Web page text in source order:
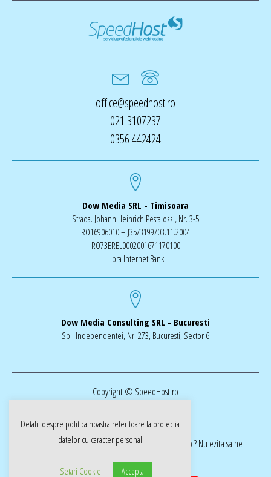
office@speedhost.ro
021 3107237
0356 442424
Dow Media SRL - Timisoara
Strada. Johann Heinrich Pestalozzi, Nr. 3-5
RO16906010 – J35/3199/03.11.2004
RO73BREL0002001671170100
Libra Internet Bank
Dow Media Consulting SRL - Bucuresti
Spl. Independentei, Nr. 273, Bucuresti, Sector 6
Copyright © SpeedHost.ro
realizat de Dow Media | ai nevoie de o pagina web ? Nu ezita sa ne
Detalii despre politica noastra referitoare la protectia
datelor cu caracter personal
Setari Cookie Accepta